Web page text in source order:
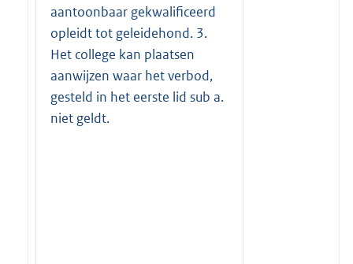
aantoonbaar gekwalificeerd
opleidt tot geleidehond. 3.
Het college kan plaatsen
aanwijzen waar het verbod,
gesteld in het eerste lid sub a.
niet geldt.